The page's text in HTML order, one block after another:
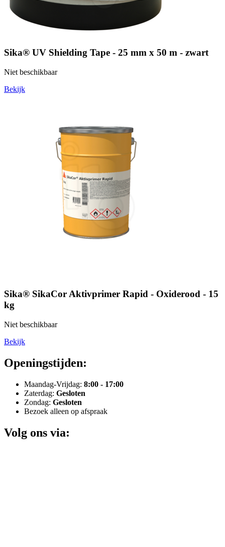
Sika® UV Shielding Tape - 25 mm x 50 m - zwart
Niet beschikbaar
Bekijk
Sika® SikaCor Aktivprimer Rapid - Oxiderood - 15
kg
Niet beschikbaar
Bekijk
Openingstijden:
Maandag-Vrijdag: 8:00 - 17:00
Zaterdag: Gesloten
Zondag: Gesloten
Bezoek alleen op afspraak
Volg ons via: